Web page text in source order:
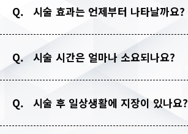
Q. 시술 효과는 언제부터 나타날까요?
Q. 시술 시간은 얼마나 소요되나요?
Q. 시술 후 일상생활에 지장이 있나요?